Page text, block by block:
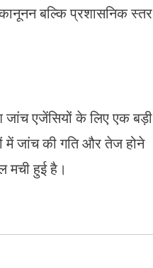
बल्कि प्रशासनिक स्तर
जांच एजेंसियों के लिए एक बड़ी
में जांच की गति और तेज होने
मची हुई है।